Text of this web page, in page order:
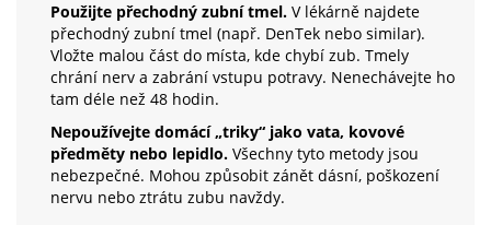
Použijte přechodný zubní tmel. V lékárně najdete
přechodný zubní tmel (např. DenTek nebo similar).
Vložte malou část do místa, kde chybí zub. Tmely
chrání nerv a zabrání vstupu potravy. Nenechávejte ho
tam déle než 48 hodin.
Nepoužívejte domácí „triky“ jako vata, kovové
předměty nebo lepidlo. Všechny tyto metody jsou
nebezpečné. Mohou způsobit zánět dásní, poškození
nervu nebo ztrátu zubu navždy.